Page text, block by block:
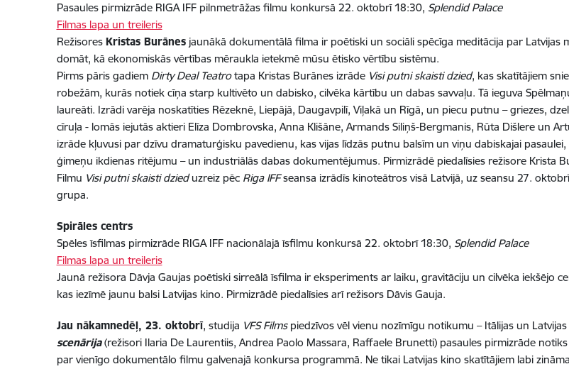
Pasaules pirmizrāde RIGA IFF pilnmetrāžas filmu konkursā 22. oktobrī 18:30, Splendid Palace
Filmas lapa un treileris
Režisores Kristas Burānesjaunākā dokumentālā filma ir poētiski un sociāli spēcīga meditācija par Latvijas
domāt, kā ekonomiskās vērtības mēraukla ietekmē mūsu ētisko vērtību sistēmu.
Pirms pāris gadiem Dirty Deal Teatrotapa Kristas Burānes izrāde Visi putni skaisti dzied, kas skatītājiem
robežām, kurās notiek cīņa starp kultivēto un dabisko, cilvēka kārtību un dabas savvaļu. Tā ieguva
laureāti. Izrādi varēja noskatīties Rēzeknē, Liepājā, Daugavpilī, Viļakā un Rīgā, un piecu putnu – griezes,
cīruļa - lomās iejutās aktieri Elīza Dombrovska, Anna Klišāne, Armands Siliņš-Bergmanis, Rūta Dišlere un
izrāde kļuvusi par dzīvu dramaturģisku pavedienu, kas vijas līdzās putnu balsīm un viņu dabiskajai
ģimeņu ikdienas ritējumu – un industriālās dabas dokumentējumus. Pirmizrādē piedalīsies režisore Krista
Filmu Visi putni skaisti dzieduzreiz pēc Riga IFFseansa izrādīs kinoteātros visā Latvijā, uz seansu 27.
grupa.
Spirāles centrs
Spēles īsfilmas pirmizrāde RIGA IFF nacionālajā īsfilmu konkursā 22. oktobrī 18:30, Splendid Palace
Filmas lapa un treileris
Jaunā režisora Dāvja Gaujas poētiski sirreālā īsfilma ir eksperiments ar laiku, gravitāciju un cilvēka iekšējo
kas iezīmē jaunu balsi Latvijas kino. Pirmizrādē piedalīsies arī režisors Dāvis Gauja.
Jau nākamnedēļ, 23. oktobrī, studija VFS Filmspiedzīvos vēl vienu nozīmīgu notikumu – Itālijas un
scenārija(režisori Ilaria De Laurentiis, Andrea Paolo Massara, Raffaele Brunetti) pasaules pirmizrāde
par vienīgo dokumentālo filmu galvenajā konkursa programmā. Ne tikai Latvijas kino skatītājiem labi